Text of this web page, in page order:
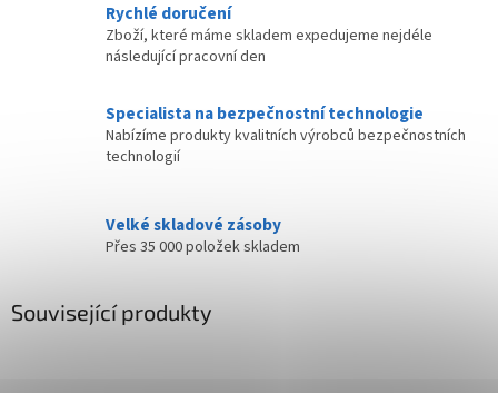
Rychlé doručení
Zboží, které máme skladem expedujeme nejdéle
následující pracovní den
Specialista na bezpečnostní technologie
Nabízíme produkty kvalitních výrobců bezpečnostních
technologií
Velké skladové zásoby
Přes 35 000 položek skladem
Související produkty